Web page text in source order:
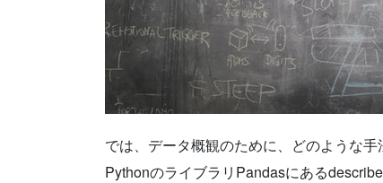
では、データ概観のために、どのような
PythonのライブラリPandasにある